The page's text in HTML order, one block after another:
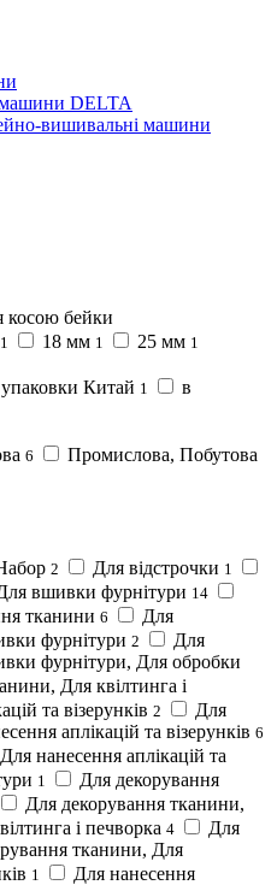
DELTA
вишивальні машини
косою бейки
1 18 мм 1 25 мм 1
Китай 1
в
6 Промислова, Побутова
2 Для відстрочки 1
вшивки фурнітури 14
тканини 6
Для
фурнітури 2
Для
фурнітури, Для обробки
Для квілтинга і
та візерунків 2
Для
аплікацій та візерунків 6
нанесення аплікацій та
1
Для декорування
Для декорування тканини,
і печворка 4
Для
тканини, Для
1
Для нанесення